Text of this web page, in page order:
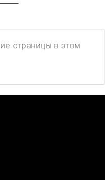
страницы в этом